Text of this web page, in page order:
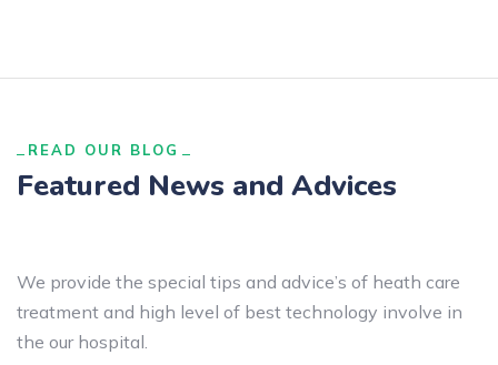
READ OUR BLOG
Featured News and Advices
We provide the special tips and advice’s of heath care
treatment and high level of best technology involve in
the our hospital.